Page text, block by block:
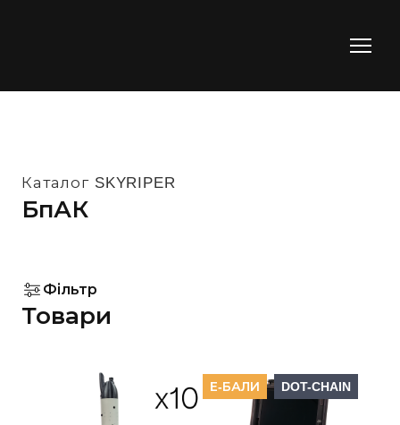
Каталог SKYRIPER
БпАК
Фільтр
Товари
Е-БАЛИ DOT-CHAIN